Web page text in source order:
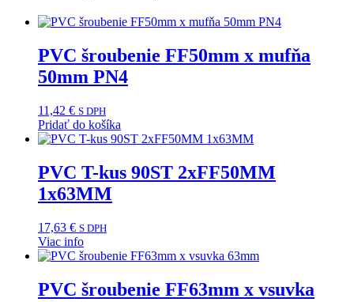
PVC šroubenie FF50mm x mufňa
50mm PN4
11,42 € S DPH
Pridať do košíka
PVC T-kus 90ST 2xFF50MM
1x63MM
17,63 € S DPH
Viac info
PVC šroubenie FF63mm x vsuvka